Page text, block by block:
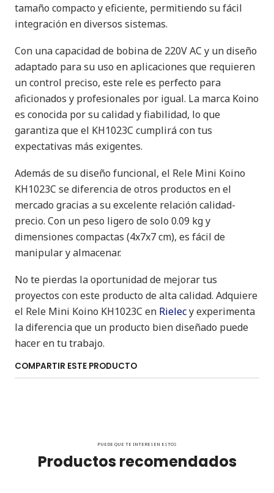
tamaño compacto y eficiente, permitiendo su fácil
integración en diversos sistemas.
Con una capacidad de bobina de 220V AC y un diseño
adaptado para su uso en aplicaciones que requieren
un control preciso, este rele es perfecto para
aficionados y profesionales por igual. La marca Koino
es conocida por su calidad y fiabilidad, lo que
garantiza que el KH1023C cumplirá con tus
expectativas más exigentes.
Además de su diseño funcional, el Rele Mini Koino
KH1023C se diferencia de otros productos en el
mercado gracias a su excelente relación calidad-
precio. Con un peso ligero de solo 0.09 kg y
dimensiones compactas (4x7x7 cm), es fácil de
manipular y almacenar.
No te pierdas la oportunidad de mejorar tus
proyectos con este producto de alta calidad. Adquiere
el Rele Mini Koino KH1023C en Rielecy experimenta
la diferencia que un producto bien diseñado puede
hacer en tu trabajo.
COMPARTIR ESTE PRODUCTO
PUEDE QUE TE INTERESEN ESTOS
Productos recomendados